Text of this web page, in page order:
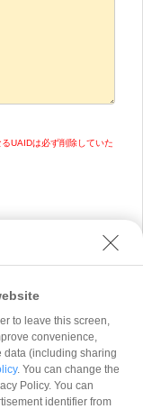
UAIDは必ず削除していた
指定受信をし
するか
をお願いし
to leave this screen,
convenience,
data (including sharing
. You can change the
Policy. You can
identifier from